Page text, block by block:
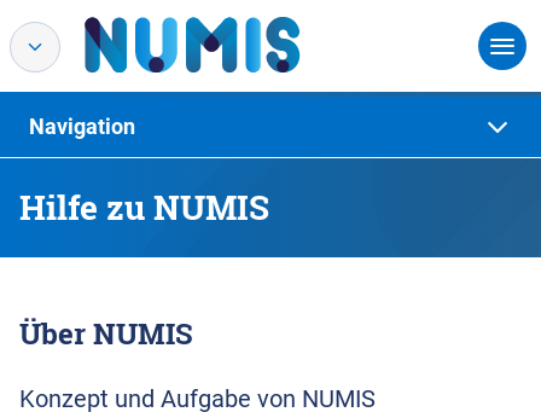
Hilfe zu NUMIS
Navigation
Über NUMIS
Konzept und Aufgabe von NUMIS